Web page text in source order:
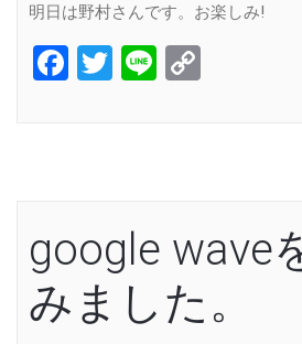
明日は野村さんです。お楽しみ!
Facebook
Twitter
Line
google wave
みました。